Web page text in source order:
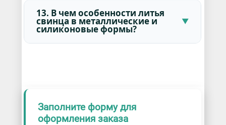
13. В чем особенности литья
свинца в металлические и
силиконовые формы?
Заполните форму для
оформления заказа